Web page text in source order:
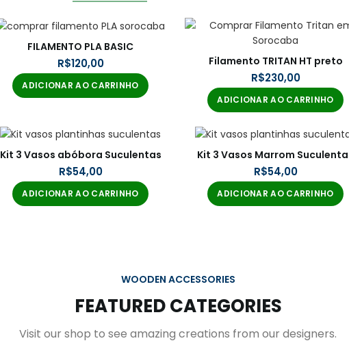
FILAMENTO PLA BASIC
R$
ADICIONAR AO CARRINHO
Filamento TRITAN HT preto
R$
ADICIONAR AO CARRINHO
Kit 3 Vasos abóbora Suculentas
R$
ADICIONAR AO CARRINHO
Kit 3 Vasos Marrom
R$
ADICIONAR AO CARRINHO
WOODEN ACCESSORIES
FEATURED CATEGORIES
Visit our shop to see amazing creations from our designers.